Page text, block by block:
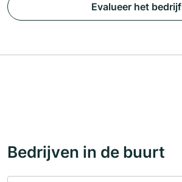
Evalueer het bedrijf
Bedrijven in de buurt